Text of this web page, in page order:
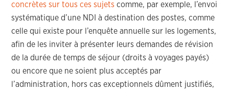
concrètes sur tous ces sujets comme, par exemple, l’envoi
systématique d’une NDI à destination des postes, comme
celle qui existe pour l’enquête annuelle sur les logements,
afin de les inviter à présenter leurs demandes de révision
de la durée de temps de séjour (droits à voyages payés)
ou encore que ne soient plus acceptés par
l’administration, hors cas exceptionnels dûment justifiés,